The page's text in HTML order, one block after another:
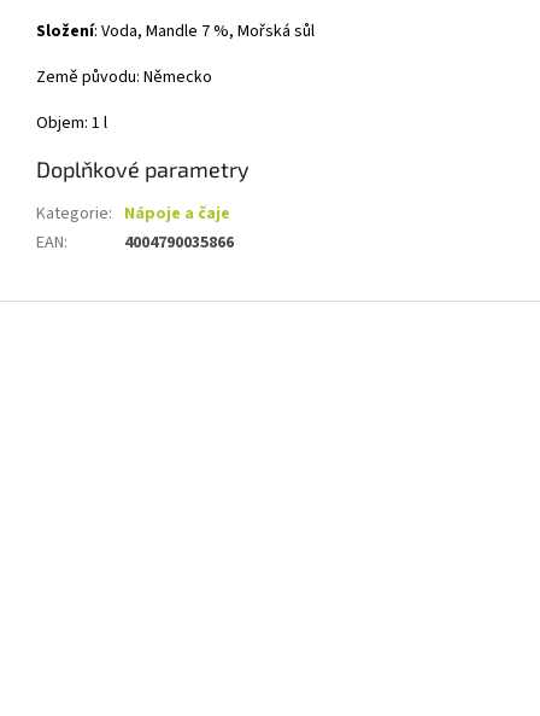
Složení: Voda, Mandle 7 %, Mořská sůl
Země původu: Německo
Objem: 1 l
Doplňkové parametry
Kategorie: Nápoje a čaje
EAN: 4004790035866